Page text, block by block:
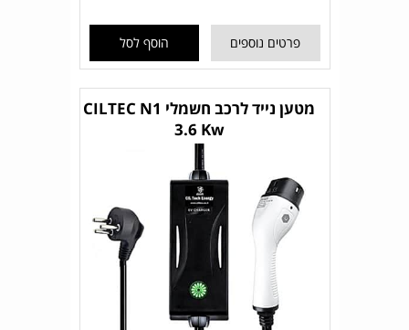
פרטים נוספים הוסף לסל
מטען נייד לרכב חשמלי CILTEC N1
3.6 Kw